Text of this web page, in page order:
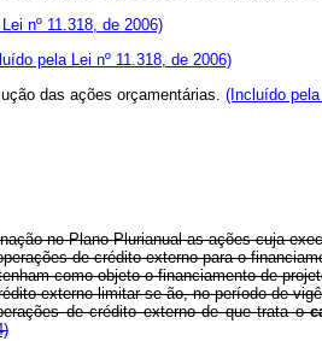
nº 11.318, de 2006)
pela Lei nº 11.318, de 2006)
das ações orçamentárias. (Incluído pela
no Plano Plurianual as ações cuja
de crédito externo para o
como objeto o financiamento de
externo limitar-se-ão, no período de
de crédito externo de que trata o